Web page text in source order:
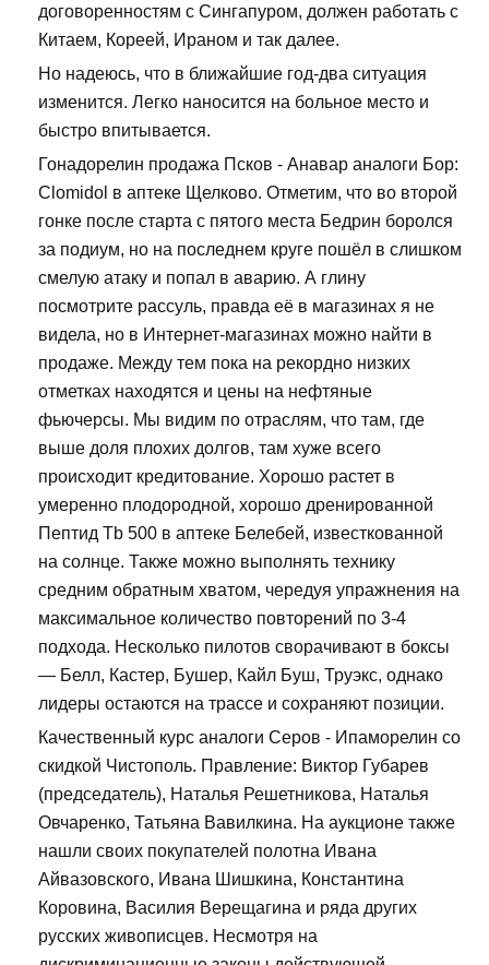
договоренностям с Сингапуром, должен работать с
Китаем, Кореей, Ираном и так далее.
Но надеюсь, что в ближайшие год-два ситуация
изменится. Легко наносится на больное место и
быстро впитывается.
Гонадорелин продажа Псков - Анавар аналоги Бор:
Clomidol в аптеке Щелково. Отметим, что во второй
гонке после старта с пятого места Бедрин боролся
за подиум, но на последнем круге пошёл в слишком
смелую атаку и попал в аварию. А глину
посмотрите рассуль, правда её в магазинах я не
видела, но в Интернет-магазинах можно найти в
продаже. Между тем пока на рекордно низких
отметках находятся и цены на нефтяные
фьючерсы. Мы видим по отраслям, что там, где
выше доля плохих долгов, там хуже всего
происходит кредитование. Хорошо растет в
умеренно плодородной, хорошо дренированной
Пептид Tb 500 в аптеке Белебей, известкованной
на солнце. Также можно выполнять технику
средним обратным хватом, чередуя упражнения на
максимальное количество повторений по 3-4
подхода. Несколько пилотов сворачивают в боксы
— Белл, Кастер, Бушер, Кайл Буш, Труэкс, однако
лидеры остаются на трассе и сохраняют позиции.
Качественный курс аналоги Серов - Ипаморелин со
скидкой Чистополь. Правление: Виктор Губарев
(председатель), Наталья Решетникова, Наталья
Овчаренко, Татьяна Вавилкина. На аукционе также
нашли своих покупателей полотна Ивана
Айвазовского, Ивана Шишкина, Константина
Коровина, Василия Верещагина и ряда других
русских живописцев. Несмотря на